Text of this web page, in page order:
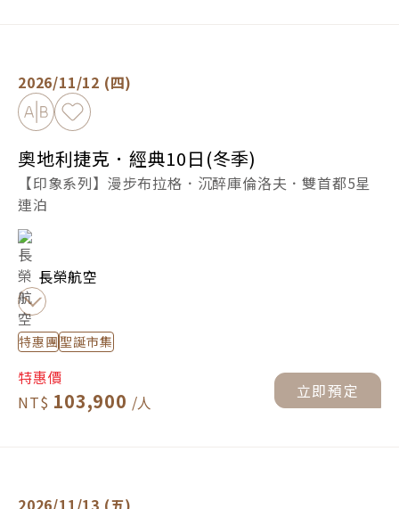
2026/11/12 (四)
加入比較加入最愛
奧地利捷克．經典10日(冬季)
【印象系列】漫步布拉格．沉醉庫倫洛夫．雙首都5星
連泊
長榮航空
特惠團聖誕市集
特惠價
103,900 立即預定
2026/11/13 (五)